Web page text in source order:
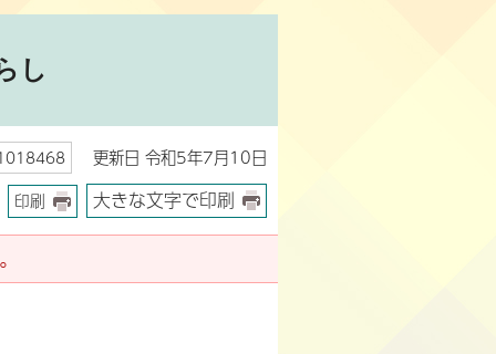
し
更新日 令和5年7月10日
印刷 大きな文字で印刷